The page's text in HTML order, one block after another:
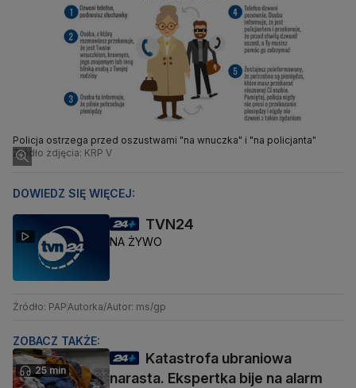
Policja ostrzega przed oszustwami "na wnuczka" i "na policjanta"
Źródło zdjęcia: KRP V
DOWIEDZ SIĘ WIĘCEJ:
TVN24
NA ŻYWO
Źródło: PAPAutorka/Autor: ms/gp
ZOBACZ TAKŻE:
25 min
Katastrofa ubraniowa
narasta. Ekspertka bije na alarm